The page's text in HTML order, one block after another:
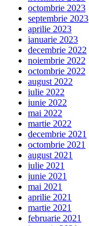
octombrie 2023
septembrie 2023
aprilie 2023
ianuarie 2023
decembrie 2022
noiembrie 2022
octombrie 2022
august 2022
iulie 2022
iunie 2022
mai 2022
martie 2022
decembrie 2021
octombrie 2021
august 2021
iulie 2021
iunie 2021
mai 2021
aprilie 2021
martie 2021
februarie 2021